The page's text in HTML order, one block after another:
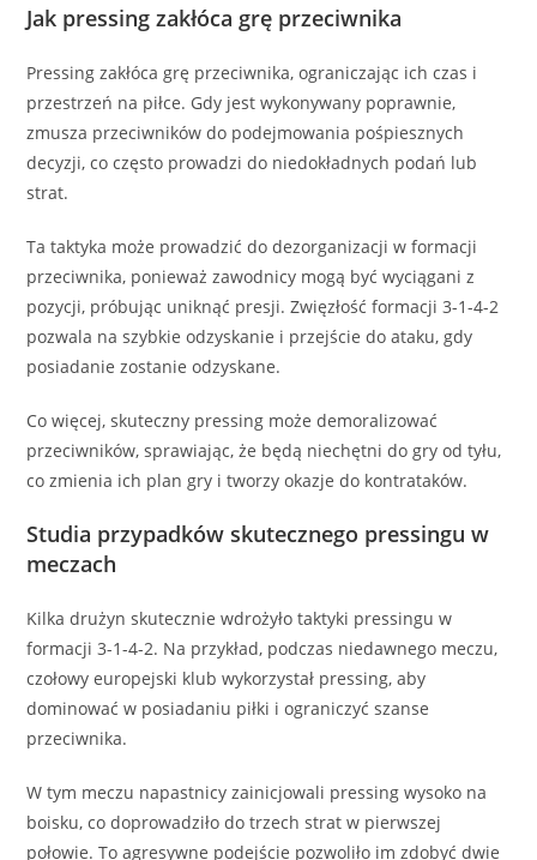
Jak pressing zakłóca grę przeciwnika
Pressing zakłóca grę przeciwnika, ograniczając ich czas i
przestrzeń na piłce. Gdy jest wykonywany poprawnie,
zmusza przeciwników do podejmowania pośpiesznych
decyzji, co często prowadzi do niedokładnych podań lub
strat.
Ta taktyka może prowadzić do dezorganizacji w formacji
przeciwnika, ponieważ zawodnicy mogą być wyciągani z
pozycji, próbując uniknąć presji. Zwięzłość formacji 3-1-4-2
pozwala na szybkie odzyskanie i przejście do ataku, gdy
posiadanie zostanie odzyskane.
Co więcej, skuteczny pressing może demoralizować
przeciwników, sprawiając, że będą niechętni do gry od tyłu,
co zmienia ich plan gry i tworzy okazje do kontrataków.
Studia przypadków skutecznego pressingu w
meczach
Kilka drużyn skutecznie wdrożyło taktyki pressingu w
formacji 3-1-4-2. Na przykład, podczas niedawnego meczu,
czołowy europejski klub wykorzystał pressing, aby
dominować w posiadaniu piłki i ograniczyć szanse
przeciwnika.
W tym meczu napastnicy zainicjowali pressing wysoko na
boisku, co doprowadziło do trzech strat w pierwszej
połowie. To agresywne podejście pozwoliło im zdobyć dwie